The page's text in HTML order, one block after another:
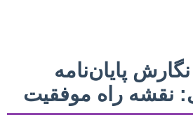
پایان‌نامه
نقشه راه موفقیت